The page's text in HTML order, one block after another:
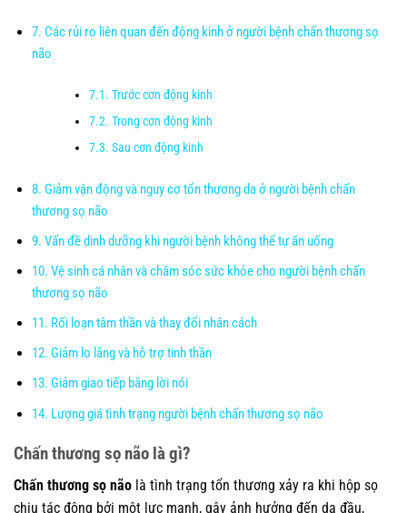
Các rủi ro liên quan đến động kinh ở người bệnh chấn thương sọ
não
Trước cơn động kinh
Trong cơn động kinh
Sau cơn động kinh
Giảm vận động và nguy cơ tổn thương da ở người bệnh chấn
thương sọ não
Vấn đề dinh dưỡng khi người bệnh không thể tự ăn uống
Vệ sinh cá nhân và chăm sóc sức khỏe cho người bệnh chấn
thương sọ não
Rối loạn tâm thần và thay đổi nhân cách
Giảm lo lắng và hỗ trợ tinh thần
Giảm giao tiếp bằng lời nói
Lượng giá tình trạng người bệnh chấn thương sọ não
Chấn thương sọ não là gì?
Chấn thương sọ não là tình trạng tổn thương xảy ra khi hộp sọ
chịu tác động bởi một lực mạnh, gây ảnh hưởng đến da đầu,